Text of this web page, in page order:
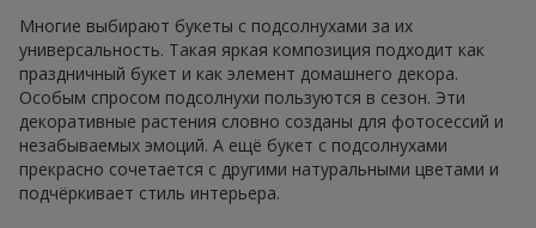
Многие выбирают букеты с подсолнухами за их
универсальность. Такая яркая композиция подходит как
праздничный букет и как элемент домашнего декора.
Особым спросом подсолнухи пользуются в сезон. Эти
декоративные растения словно созданы для фотосессий и
незабываемых эмоций. А ещё букет с подсолнухами
прекрасно сочетается с другими натуральными цветами и
подчёркивает стиль интерьера.